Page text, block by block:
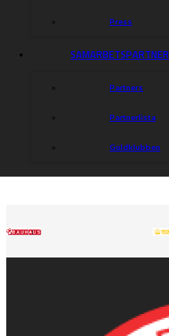
Press
SAMARBETSPARTNER
Partners
Partnerlista
Guldklubben